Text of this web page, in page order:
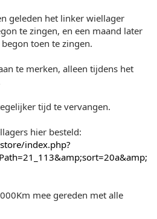
geleden het linker wiellager
te zingen, en een maand later
toen te zingen.
te merken, alleen tijdens het
tijd te vervangen.
hier besteld:
index.php?
mee gereden met alle